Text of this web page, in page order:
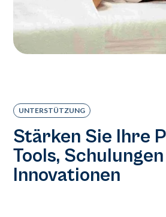
UNTERSTÜTZUNG
Stärken Sie Ihre
Tools,
Innovationen